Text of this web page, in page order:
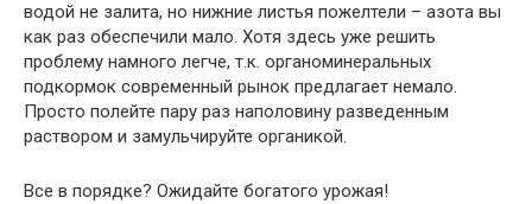
водой не залита, но нижние листья пожелтели – азота вы
как раз обеспечили мало. Хотя здесь уже решить
проблему намного легче, т.к. органоминеральных
подкормок современный рынок предлагает немало.
Просто полейте пару раз наполовину разведенным
раствором и замульчируйте органикой.
Все в порядке? Ожидайте богатого урожая!